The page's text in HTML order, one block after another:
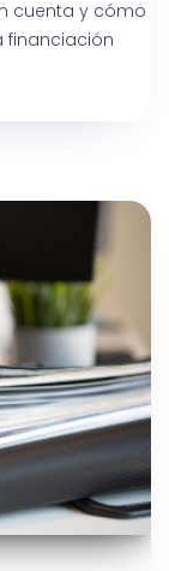
cuenta y cómo
financiación